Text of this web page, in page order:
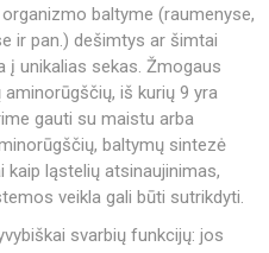
baltyme (raumenyse,
ir pan.) dešimtys ar šimtai
į unikalias sekas. Žmogaus
iš kurių 9 yra
gauti su maistu arba
baltymų sintezė
ląstelių atsinaujinimas,
veikla gali būti sutrikdyti.
svarbių funkcijų: jos